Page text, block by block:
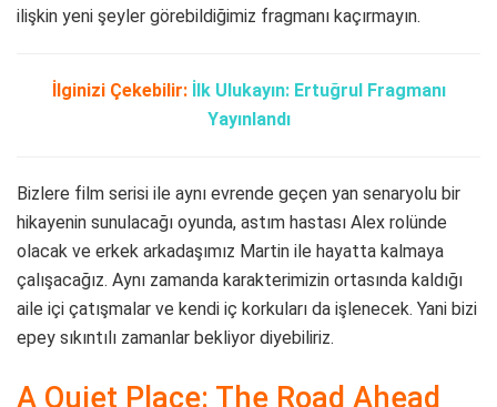
ilişkin yeni şeyler görebildiğimiz fragmanı kaçırmayın.
İlginizi Çekebilir:
İlk Ulukayın: Ertuğrul Fragmanı
Yayınlandı
Bizlere film serisi ile aynı evrende geçen yan senaryolu bir
hikayenin sunulacağı oyunda, astım hastası Alex rolünde
olacak ve erkek arkadaşımız Martin ile hayatta kalmaya
çalışacağız. Aynı zamanda karakterimizin ortasında kaldığı
aile içi çatışmalar ve kendi iç korkuları da işlenecek. Yani bizi
epey sıkıntılı zamanlar bekliyor diyebiliriz.
A Quiet Place: The Road Ahead